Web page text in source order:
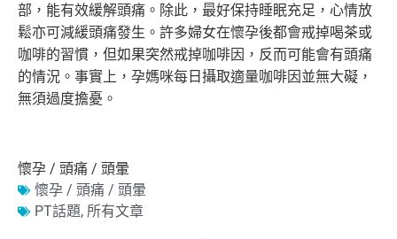
部， 能有效緩解頭痛。除此，最好保持睡眠充足， 心情放
鬆亦可減緩頭痛發生。 許多婦女在懷孕後都會戒掉喝茶或
咖啡的習慣， 但如果突然戒掉咖啡因，反而可能會有頭痛
的情況。事實上， 孕媽咪每日攝取適量咖啡因並無大礙，
無須過度擔憂。
懷孕 / 頭痛 / 頭暈
懷孕 / 頭痛 / 頭暈
PT話題, 所有文章